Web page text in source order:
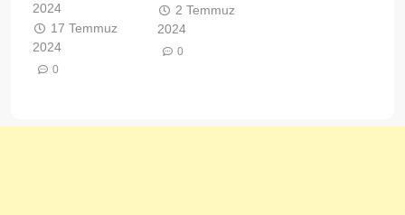
2024
17 Temmuz
2024
0
2 Temmuz
2024
0